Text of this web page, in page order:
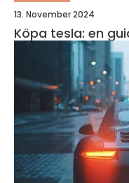
13. November 2024
Köpa tesla: en